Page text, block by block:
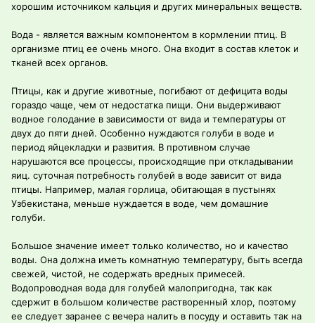
хорошим источником кальция и других минеральных веществ.
Вода - является важным компонентом в кормлении птиц. В
организме птиц ее очень много. Она входит в состав клеток и
тканей всех органов.
Птицы, как и другие животные, погибают от дефицита воды
гораздо чаще, чем от недостатка пищи. Они выдерживают
водное голодание в зависимости от вида и температуры от
двух до пяти дней. Особенно нуждаются голуби в воде и
период яйцекладки и развития. В противном случае
нарушаются все процессы, происходящие при откладывании
яиц. суточная потребность голубей в воде зависит от вида
птицы. Например, малая горлица, обитающая в пустынях
Узбекистана, меньше нуждается в воде, чем домашние
голуби.
Большое значение имеет только количество, но и качество
воды. Она должна иметь комнатную температуру, быть всегда
свежей, чистой, не содержать вредных примесей.
Водопроводная вода для голубей малопригодна, так как
сдержит в большом количестве растворенный хлор, поэтому
ее следует заранее с вечера налить в посуду и оставить так на